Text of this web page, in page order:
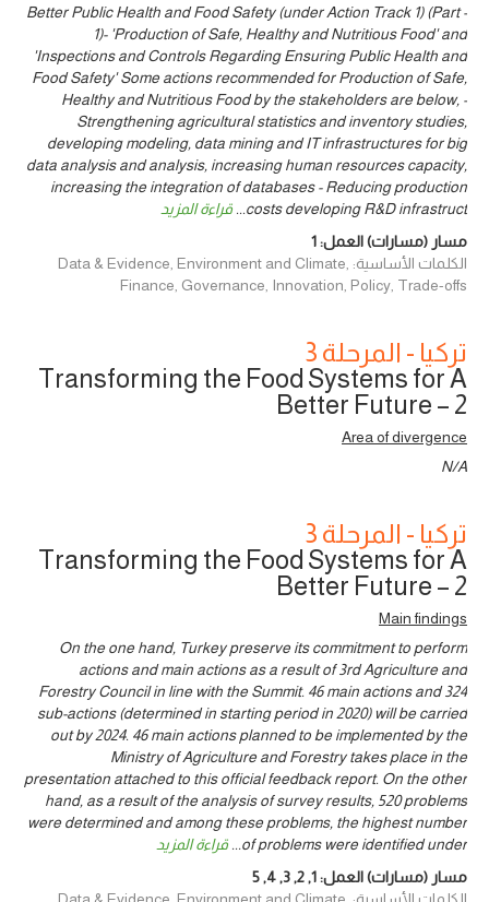
- Better Public Health and Food Safety (under Action Track 1) (Part
1)- 'Production of Safe, Healthy and Nutritious Food' and
'Inspections and Controls Regarding Ensuring Public Health and
Food Safety' Some actions recommended for Production of Safe,
Healthy and Nutritious Food by the stakeholders are below, -
Strengthening agricultural statistics and inventory studies,
developing modeling, data mining and IT infrastructures for big
data analysis and analysis, increasing human resources capacity,
increasing the integration of databases - Reducing production
costs developing R&D infrastruct
... قراءة المزيد
مسار (مسارات) العمل:1
الكلمات الأساسية: Data & Evidence, Environment and Climate,
Finance, Governance, Innovation, Policy, Trade-offs
تركيا - المرحلة 3
Transforming the Food Systems for A
Better Future – 2
Area of divergence
N/A
تركيا - المرحلة 3
Transforming the Food Systems for A
Better Future – 2
Main findings
On the one hand, Turkey preserve its commitment to perform
actions and main actions as a result of 3rd Agriculture and
Forestry Council in line with the Summit. 46 main actions and 324
sub-actions (determined in starting period in 2020) will be carried
out by 2024. 46 main actions planned to be implemented by the
Ministry of Agriculture and Forestry takes place in the
presentation attached to this official feedback report. On the other
hand, as a result of the analysis of survey results, 520 problems
were determined and among these problems, the highest number
of problems were identified under
... قراءة المزيد
مسار (مسارات) العمل:1
,
2
,
3
,
4
,
5
الكلمات الأساسية: Data & Evidence, Environment and Climate,